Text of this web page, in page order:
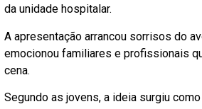
da unidade hospitalar.
A apresentação arrancou sorrisos do
emocionou familiares e profissionais
cena.
Segundo as jovens, a ideia surgiu